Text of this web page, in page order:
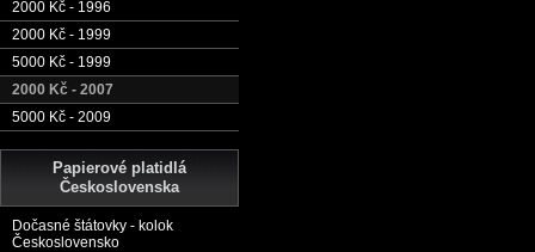
2000 Kč - 1996
2000 Kč - 1999
5000 Kč - 1999
2000 Kč - 2007
5000 Kč - 2009
Papierové platidlá
Československa
Dočasné štátovky - kolok
Československo